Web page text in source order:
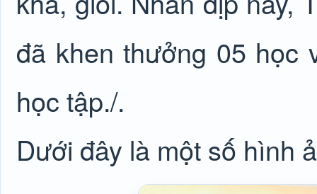
đã khen thưởng 05 học
học tập./.
Dưới đây là một số hình